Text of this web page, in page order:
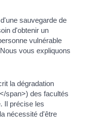
sauvegarde de
d'obtenir un
vulnérable
vous expliquons
la dégradation
span>) des facultés
Il précise les
nécessité d'être